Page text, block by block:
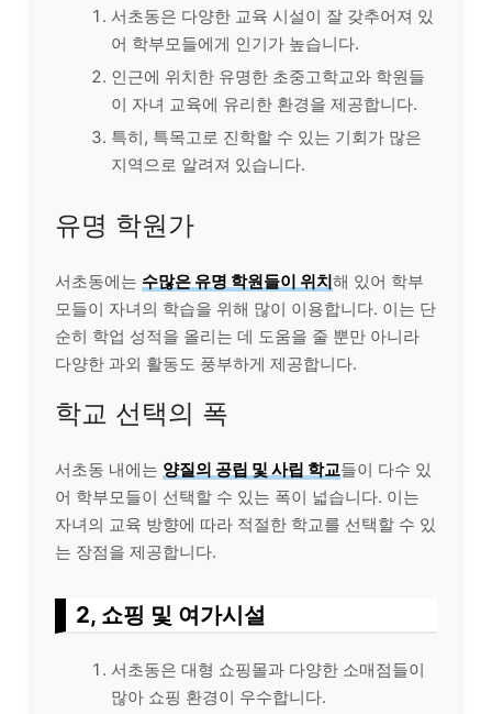
서초동은 다양한 교육 시설이 잘 갖추어져 있
어 학부모들에게 인기가 높습니다.
인근에 위치한 유명한 초중고학교와 학원들
이 자녀 교육에 유리한 환경을 제공합니다.
특히, 특목고로 진학할 수 있는 기회가 많은
지역으로 알려져 있습니다.
유명 학원가
서초동에는 수많은 유명 학원들이 위치해 있어 학부
모들이 자녀의 학습을 위해 많이 이용합니다. 이는 단
순히 학업 성적을 올리는 데 도움을 줄 뿐만 아니라
다양한 과외 활동도 풍부하게 제공합니다.
학교 선택의 폭
서초동 내에는 양질의 공립 및 사립 학교들이 다수 있
어 학부모들이 선택할 수 있는 폭이 넓습니다. 이는
자녀의 교육 방향에 따라 적절한 학교를 선택할 수 있
는 장점을 제공합니다.
2, 쇼핑 및 여가시설
서초동은 대형 쇼핑몰과 다양한 소매점들이
많아 쇼핑 환경이 우수합니다.